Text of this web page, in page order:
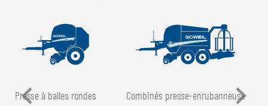
Presse à balles rondes Combinés presse-enrubanneuse